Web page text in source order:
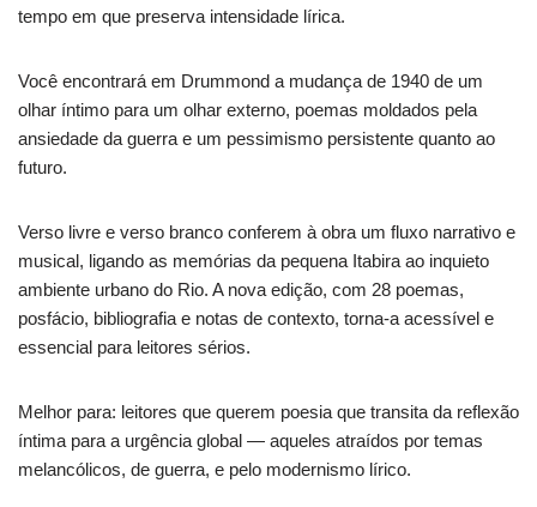
tempo em que preserva intensidade lírica.
Você encontrará em Drummond a mudança de 1940 de um
olhar íntimo para um olhar externo, poemas moldados pela
ansiedade da guerra e um pessimismo persistente quanto ao
futuro.
Verso livre e verso branco conferem à obra um fluxo narrativo e
musical, ligando as memórias da pequena Itabira ao inquieto
ambiente urbano do Rio. A nova edição, com 28 poemas,
posfácio, bibliografia e notas de contexto, torna-a acessível e
essencial para leitores sérios.
Melhor para: leitores que querem poesia que transita da reflexão
íntima para a urgência global — aqueles atraídos por temas
melancólicos, de guerra, e pelo modernismo lírico.